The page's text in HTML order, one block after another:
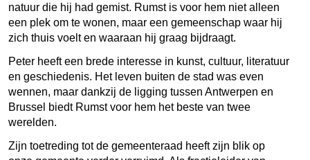
natuur die hij had gemist. Rumst is voor hem niet alleen
een plek om te wonen, maar een gemeenschap waar hij
zich thuis voelt en waaraan hij graag bijdraagt.
Peter heeft een brede interesse in kunst, cultuur, literatuur
en geschiedenis. Het leven buiten de stad was even
wennen, maar dankzij de ligging tussen Antwerpen en
Brussel biedt Rumst voor hem het beste van twee
werelden.
Zijn toetreding tot de gemeenteraad heeft zijn blik op